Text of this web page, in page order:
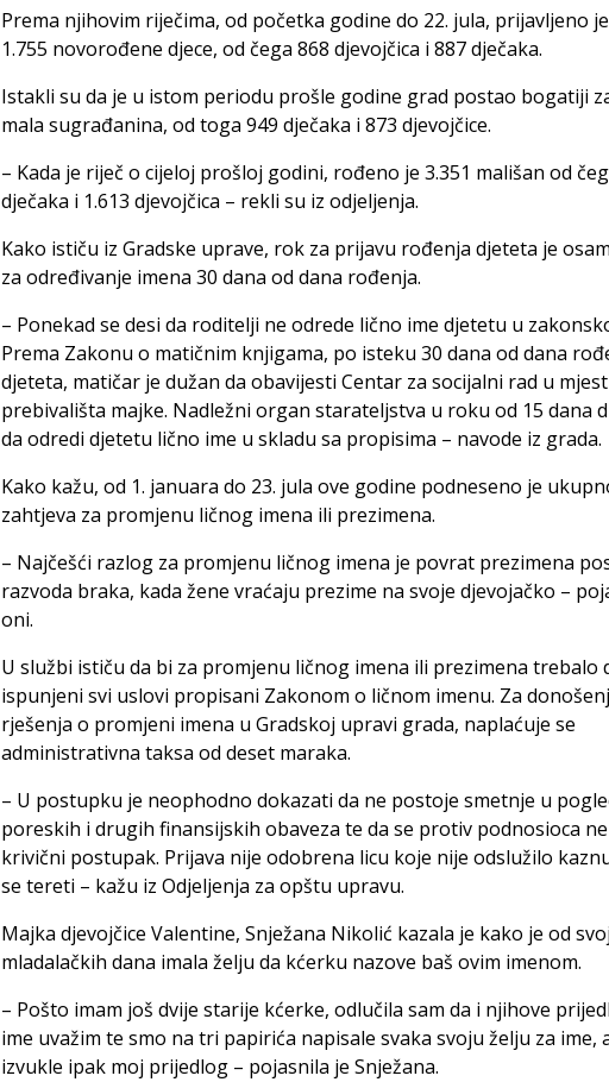
Prema njihovim riječima, od početka godine do 22. jula, prijavljeno
1.755 novorođene djece, od čega 868 djevojčica i 887 dječaka.
Istakli su da je u istom periodu prošle godine grad postao bogatiji
mala sugrađanina, od toga 949 dječaka i 873 djevojčice.
– Kada je riječ o cijeloj prošloj godini, rođeno je 3.351 mališan od
dječaka i 1.613 djevojčica – rekli su iz odjeljenja.
Kako ističu iz Gradske uprave, rok za prijavu rođenja djeteta je
za određivanje imena 30 dana od dana rođenja.
– Ponekad se desi da roditelji ne odrede lično ime djetetu u
Prema Zakonu o matičnim knjigama, po isteku 30 dana od dana
djeteta, matičar je dužan da obavijesti Centar za socijalni rad u
prebivališta majke. Nadležni organ starateljstva u roku od 15 dana
da odredi djetetu lično ime u skladu sa propisima – navode iz grada.
Kako kažu, od 1. januara do 23. jula ove godine podneseno je
zahtjeva za promjenu ličnog imena ili prezimena.
– Najčešći razlog za promjenu ličnog imena je povrat prezimena
razvoda braka, kada žene vraćaju prezime na svoje djevojačko –
oni.
U službi ističu da bi za promjenu ličnog imena ili prezimena trebalo
ispunjeni svi uslovi propisani Zakonom o ličnom imenu. Za
rješenja o promjeni imena u Gradskoj upravi grada, naplaćuje se
administrativna taksa od deset maraka.
– U postupku je neophodno dokazati da ne postoje smetnje u
poreskih i drugih finansijskih obaveza te da se protiv podnosioca
krivični postupak. Prijava nije odobrena licu koje nije odslužilo
se tereti – kažu iz Odjeljenja za opštu upravu.
Majka djevojčice Valentine, Snježana Nikolić kazala je kako je od
mladalačkih dana imala želju da kćerku nazove baš ovim imenom.
– Pošto imam još dvije starije kćerke, odlučila sam da i njihove
ime uvažim te smo na tri papirića napisale svaka svoju želju za ime,
izvukle ipak moj prijedlog – pojasnila je Snježana.